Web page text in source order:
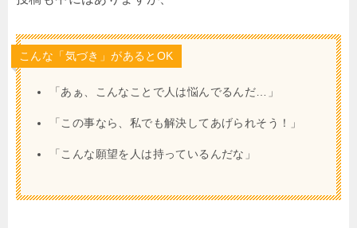
こんな「気づき」があるとOK
「あぁ、こんなことで人は悩んでるんだ…」
「この事なら、私でも解決してあげられそう！」
「こんな願望を人は持っているんだな」